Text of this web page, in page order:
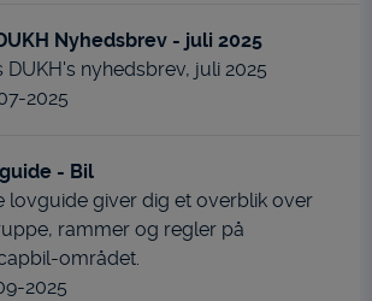
Nyhedsbrev - juli 2025
nyhedsbrev, juli 2025
2025
- Bil
lovguide giver dig et overblik over
rammer og regler på
området.
2025